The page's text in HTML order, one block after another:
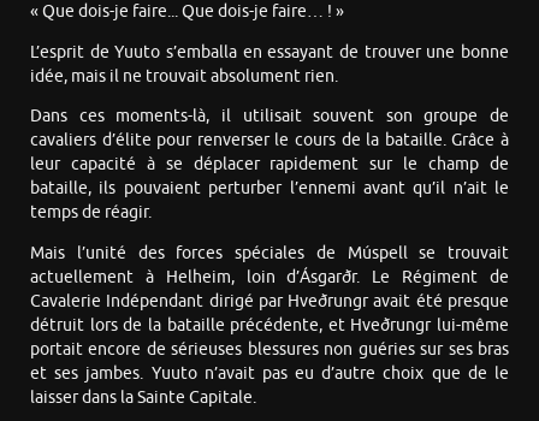
« Que dois-je faire... Que dois-je faire… ! »
L’esprit de Yuuto s’emballa en essayant de trouver une bonne
idée, mais il ne trouvait absolument rien.
Dans ces moments-là, il utilisait souvent son groupe de
cavaliers d’élite pour renverser le cours de la bataille. Grâce à
leur capacité à se déplacer rapidement sur le champ de
bataille, ils pouvaient perturber l’ennemi avant qu’il n’ait le
temps de réagir.
Mais l’unité des forces spéciales de Múspell se trouvait
actuellement à Helheim, loin d’Ásgarðr. Le Régiment de
Cavalerie Indépendant dirigé par Hveðrungr avait été presque
détruit lors de la bataille précédente, et Hveðrungr lui-même
portait encore de sérieuses blessures non guéries sur ses bras
et ses jambes. Yuuto n’avait pas eu d’autre choix que de le
laisser dans la Sainte Capitale.